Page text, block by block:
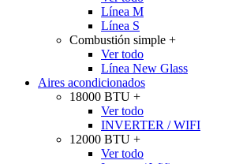
Línea M
Línea S
Combustión simple +
Ver todo
Línea New Glass
Aires acondicionados
18000 BTU +
Ver todo
INVERTER / WIFI
12000 BTU +
Ver todo